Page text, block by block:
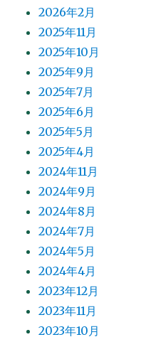
2026年2月
2025年11月
2025年10月
2025年9月
2025年7月
2025年6月
2025年5月
2025年4月
2024年11月
2024年9月
2024年8月
2024年7月
2024年5月
2024年4月
2023年12月
2023年11月
2023年10月